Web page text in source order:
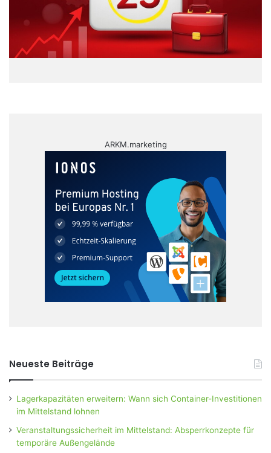
ARKM.marketing
Neueste Beiträge
Lagerkapazitäten erweitern: Wann sich Container-Investitionen
im Mittelstand lohnen
Veranstaltungssicherheit im Mittelstand: Absperrkonzepte für
temporäre Außengelände